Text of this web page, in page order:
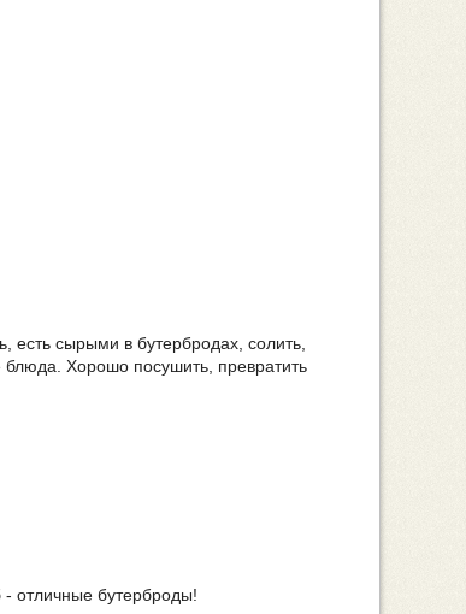
есть сырыми в бутербродах, солить,
блюда. Хорошо посушить, превратить
- отличные бутерброды!